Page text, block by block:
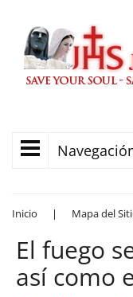
Inicio | Mapa del
El fuego
así como